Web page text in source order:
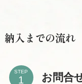
納入までの流れ
STEP お問合